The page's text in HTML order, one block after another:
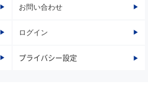
お問い合わせ
ログイン
プライバシー設定